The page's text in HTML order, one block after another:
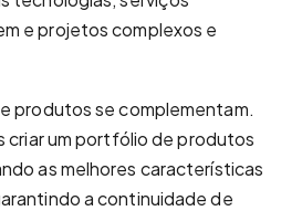
e projetos complexos e
produtos se complementam.
criar um portfólio de produtos
as melhores características
a continuidade de